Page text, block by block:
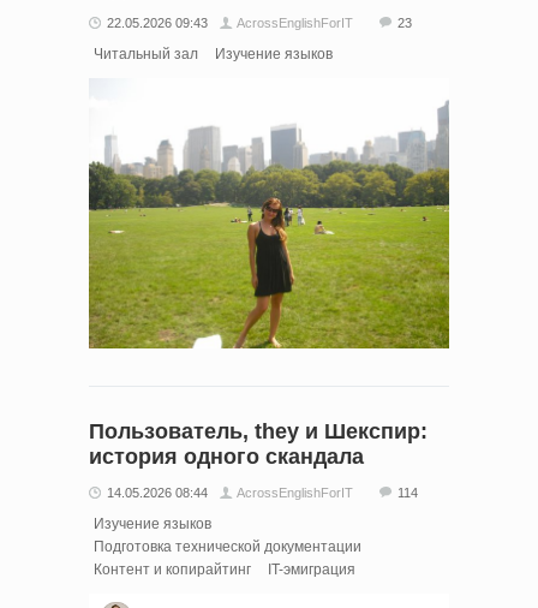
22.05.2026 09:43 AcrossEnglishForIT 23
Читальный зал Изучение языков
Пользователь, they и Шекспир:
история одного скандала
14.05.2026 08:44 AcrossEnglishForIT 114
Изучение языков
Подготовка технической документации
Контент и копирайтинг
IT-эмиграция